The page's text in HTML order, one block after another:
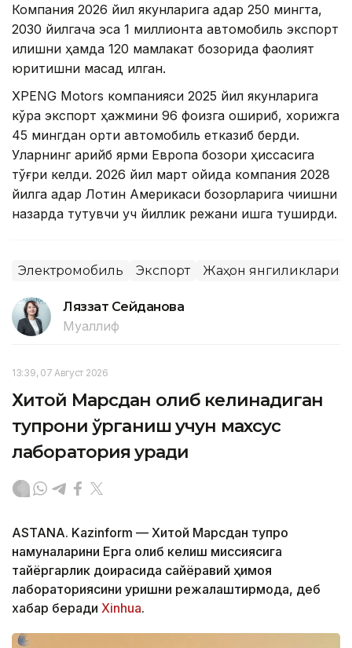
Компания 2026 йил якунларига қадар 250 мингта,
2030 йилгача эса 1 миллионта автомобиль экспорт
қилишни ҳамда 120 мамлакат бозорида фаолият
юритишни мақсад қилган.
XPENG Motors компанияси 2025 йил якунларига
кўра экспорт ҳажмини 96 фоизга ошириб, хорижга
45 мингдан ортиқ автомобиль етказиб берди.
Уларнинг қарийб ярми Европа бозори ҳиссасига
тўғри келди. 2026 йил март ойида компания 2028
йилга қадар Лотин Америкаси бозорларига чиқишни
назарда тутувчи уч йиллик режани ишга туширди.
Электромобиль Экспорт Жаҳон янгиликлари
Ляззат Сейданова
Муаллиф
13:39, 07 Август 2026
Хитой Марсдан олиб келинадиган
тупроқни ўрганиш учун махсус
лаборатория қуради
ASTANA. Kazinform — Хитой Марсдан тупроқ
намуналарини Ерга олиб келиш миссиясига
тайёргарлик доирасида сайёравий ҳимоя
лабораториясини қуришни режалаштирмоқда, деб
хабар беради Xinhua.